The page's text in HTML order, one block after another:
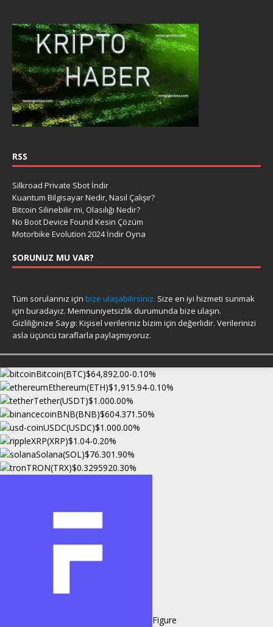
RSS
Silkroad Private Sbot İndir
Kuantum Bilgisayar Nedir, Nasıl Çalışır?
Bitcoin Silinebilir mi, Olasılığı Nedir?
No Boot Device Found Kesin Çözüm
Motorbike Evolution 2024 İndir Oyna
SORUNUZ MU VAR?
Tüm sorularınız için bize ulaşabilirsiniz. Size en iyi hizmeti sunmak
için buradayız. Memnuniyetsizlik durumunda bize ulaşın.
Gizliliğinize Saygı: Kişisel verileriniz bizim için değerlidir. Verilerinizi
asla üçüncü taraflarla paylaşmıyoruz.
Bitcoin(BTC)$64,892.00-0.10%
Ethereum(ETH)$1,915.94-0.10%
Tether(USDT)$1.000.00%
BNB(BNB)$604.371.50%
USDC(USDC)$1.000.00%
XRP(XRP)$1.04-0.20%
Solana(SOL)$76.301.90%
TRON(TRX)$0.3295920.30%
Figure